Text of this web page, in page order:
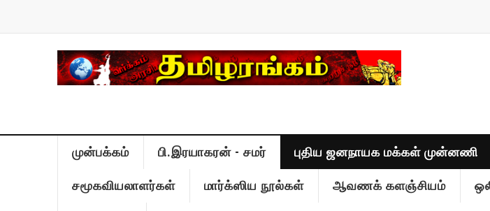
முன்பக்கம் பி.இரயாகரன் - சமர் புதிய ஜனநாயக மக்கள் முன்னணி
சமூகவியலாளர்கள் மார்க்ஸிய நூல்கள் ஆவணக் களஞ்சியம்